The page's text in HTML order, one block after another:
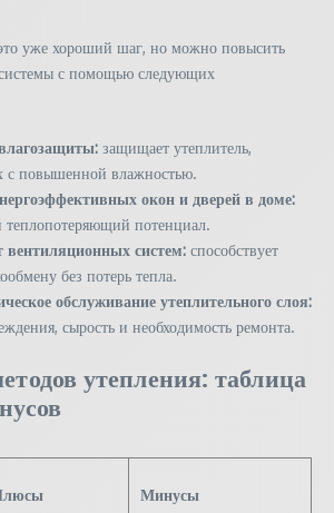
уже хороший шаг, но можно повысить
с помощью следующих
защищает утеплитель,
с повышенной влажностью.
окон и дверей в доме:
потенциал.
систем: способствует
без потерь тепла.
обслуживание утеплительного слоя:
сырость и необходимость ремонта.
утепления: таблица
Минусы